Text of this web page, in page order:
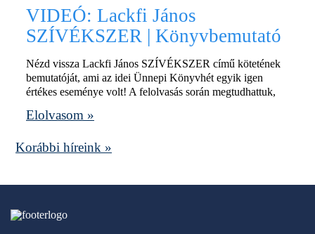
VIDEÓ: Lackfi János
SZÍVÉKSZER | Könyvbemutató
Nézd vissza Lackfi János SZÍVÉKSZER című kötetének
bemutatóját, ami az idei Ünnepi Könyvhét egyik igen
értékes eseménye volt! A felolvasás során megtudhattuk,
Elolvasom »
Korábbi híreink »